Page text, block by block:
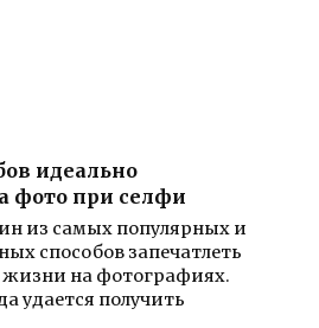
идеально
фото при селфи
из самых популярных и
способов запечатлеть
на фотографиях.
удается получить